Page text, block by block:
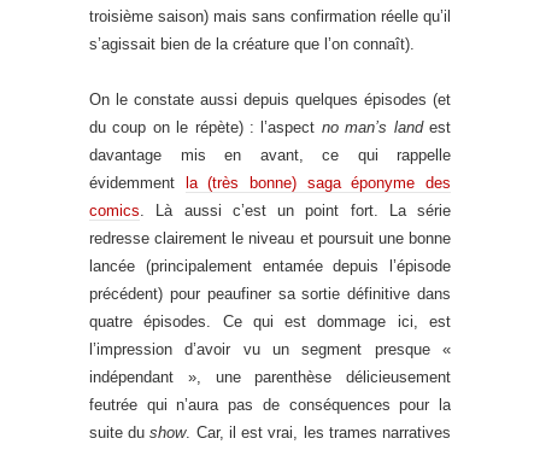
troisième saison) mais sans confirmation réelle qu’il
s’agissait bien de la créature que l’on connaît).
On le constate aussi depuis quelques épisodes (et
du coup on le répète) : l’aspect no man’s landest
davantage mis en avant, ce qui rappelle
évidemment
la (très bonne) saga éponyme des
comics. Là aussi c’est un point fort. La série
redresse clairement le niveau et poursuit une bonne
lancée (principalement entamée depuis l’épisode
précédent) pour peaufiner sa sortie définitive dans
quatre épisodes. Ce qui est dommage ici, est
l’impression d’avoir vu un segment presque «
indépendant », une parenthèse délicieusement
feutrée qui n’aura pas de conséquences pour la
suite dushow. Car, il est vrai, les trames narratives